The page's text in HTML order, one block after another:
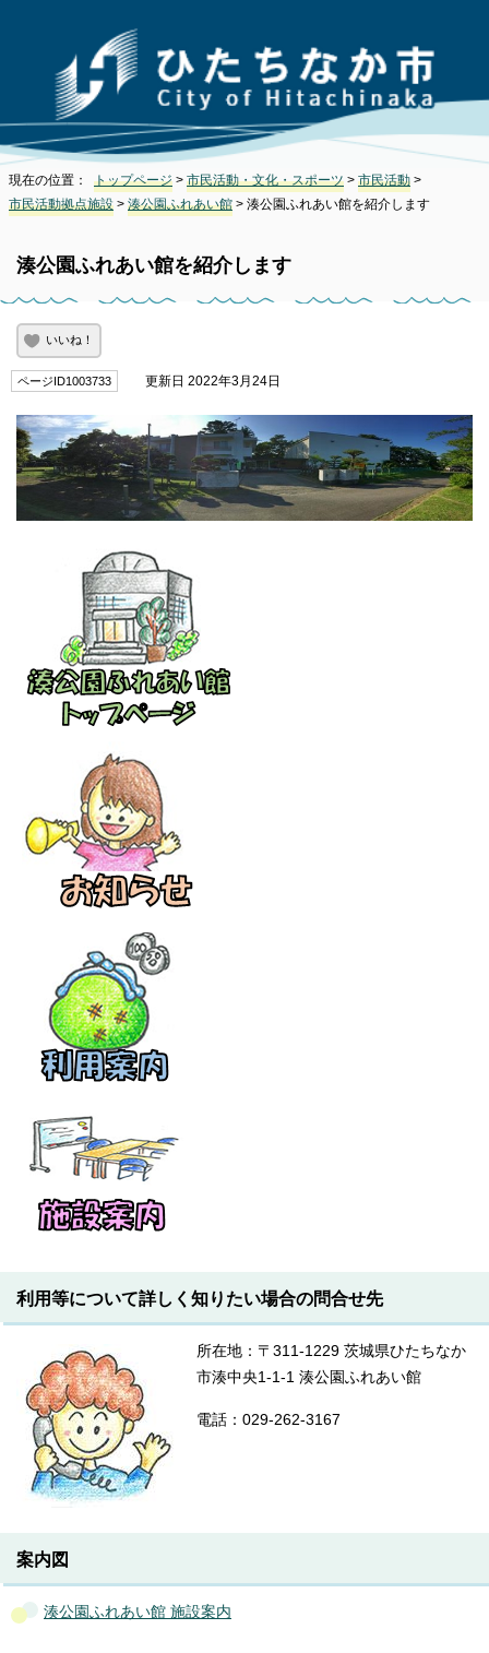
現在の位置： トップページ > 市民活動・文化・スポーツ > 市民活動 >
市民活動拠点施設 > 湊公園ふれあい館 > 湊公園ふれあい館を紹介します
湊公園ふれあい館を紹介します
いいね！
ページID1003733 更新日 2022年3月24日
利用等について詳しく知りたい場合の問合せ先
所在地：〒311-1229 茨城県ひたちなか
市湊中央1-1-1 湊公園ふれあい館
電話：029-262-3167
案内図
湊公園ふれあい館 施設案内